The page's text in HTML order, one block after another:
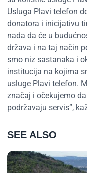
Usluga Plavi telefon
donatora i inicijativu
nada da će u
država i na taj način
smo niz sastanaka i
institucija na kojima
usluge Plavi telefon.
značaj i očekujemo
podržavaju servis”,
SEE ALSO